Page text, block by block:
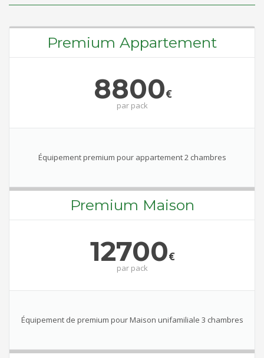
Premium Appartement
8800€
par pack
Équipement premium pour appartement 2 chambres
Premium Maison
12700€
par pack
Équipement de premium pour Maison unifamiliale 3 chambres